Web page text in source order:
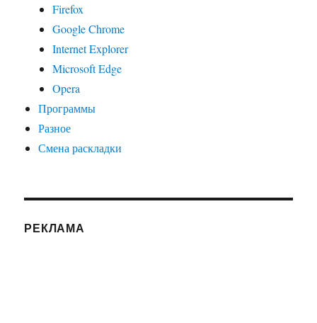
Firefox
Google Chrome
Internet Explorer
Microsoft Edge
Opera
Программы
Разное
Смена раскладки
РЕКЛАМА